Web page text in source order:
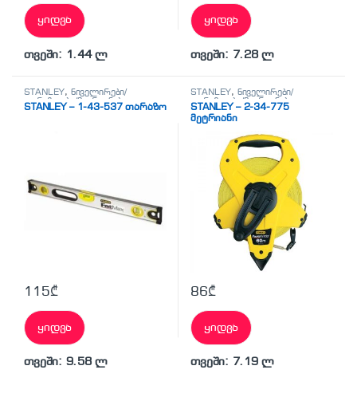
ყიდვა
თვეში: 1.44 ლ
ყიდვა
თვეში: 7.28 ლ
STANLEY, ნიველირები/
თარაზოები/მეტრიანები
STANLEY – 1-43-537 თარაზო
115₾
ყიდვა
თვეში: 9.58 ლ
STANLEY, ნიველირები/
თარაზოები/მეტრიანები
STANLEY – 2-34-775
მეტრიანი
86₾
ყიდვა
თვეში: 7.19 ლ